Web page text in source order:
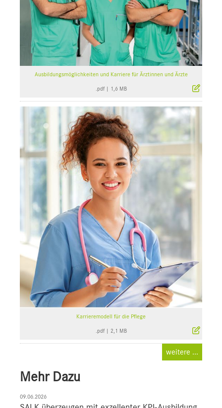
Ausbildungsmöglichkeiten und Karriere für Ärztinnen und Ärzte
.pdf| 1,6 MB
Karrieremodell für die Pflege
.pdf| 2,1 MB
weitere ...
Mehr Dazu
09.06.2026